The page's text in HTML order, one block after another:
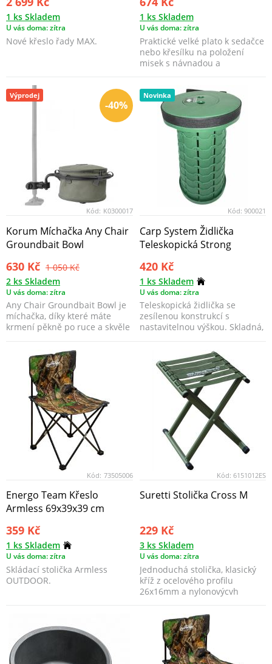
1 ks Skladem
U vás doma: zítra
Nové křeslo řady MAX.
1 ks Skladem
U vás doma: zítra
Praktické velké plato k sedačce
nebo křesílku na položení
misek s návnadou a
-40%
Výprodej
Kód: K0300017
Korum Míchačka Any Chair
Groundbait Bowl
630 Kč 1 050 Kč
2 ks Skladem
U vás doma: zítra
Any Chair Groundbait Bowl je
míchačka, díky které máte
krmení pěkně po ruce a skvěle
Novinka
Kód: 900021
Carp System Židlička
Teleskopická Strong
420 Kč
1 ks Skladem
U vás doma: zítra
Teleskopická židlička se
zesílenou konstrukcí s
nastavitelnou výškou. Skladná,
Kód: 73505006
Energo Team Křeslo
Armless 69x39x39 cm
359 Kč
1 ks Skladem
U vás doma: zítra
Skládací stolička Armless
OUTDOOR.
Kód: 6151012ES
Suretti Stolička Cross M
229 Kč
3 ks Skladem
U vás doma: zítra
Jednoduchá stolička, klasický
kříž z ocelového profilu
26x16mm a nylonovýcvh